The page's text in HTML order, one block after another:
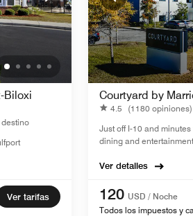
Biloxi
Ver tarifas
Courtyard by
4.5 (1180 opiniones)
Just off I-10 and
dining and
Ver detalles
120 USD / Noche
Todos los impuestos y